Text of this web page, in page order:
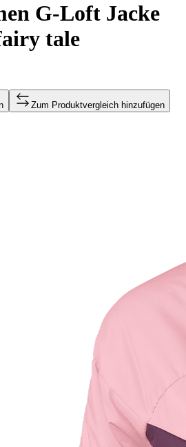
G-Loft Jacke
tale
Zum Produktvergleich hinzufügen